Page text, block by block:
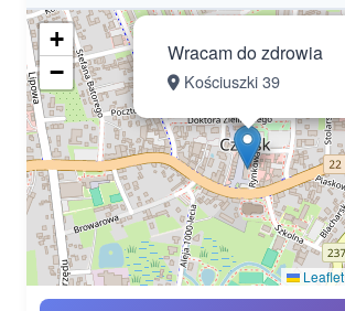
Wracam do zdrowia
Kościuszki 39
+
−
Leaflet